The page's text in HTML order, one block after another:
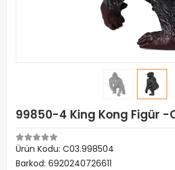
99850-4 King Kong Figür -
Ürün Kodu: C03.998504
Barkod: 6920240726611